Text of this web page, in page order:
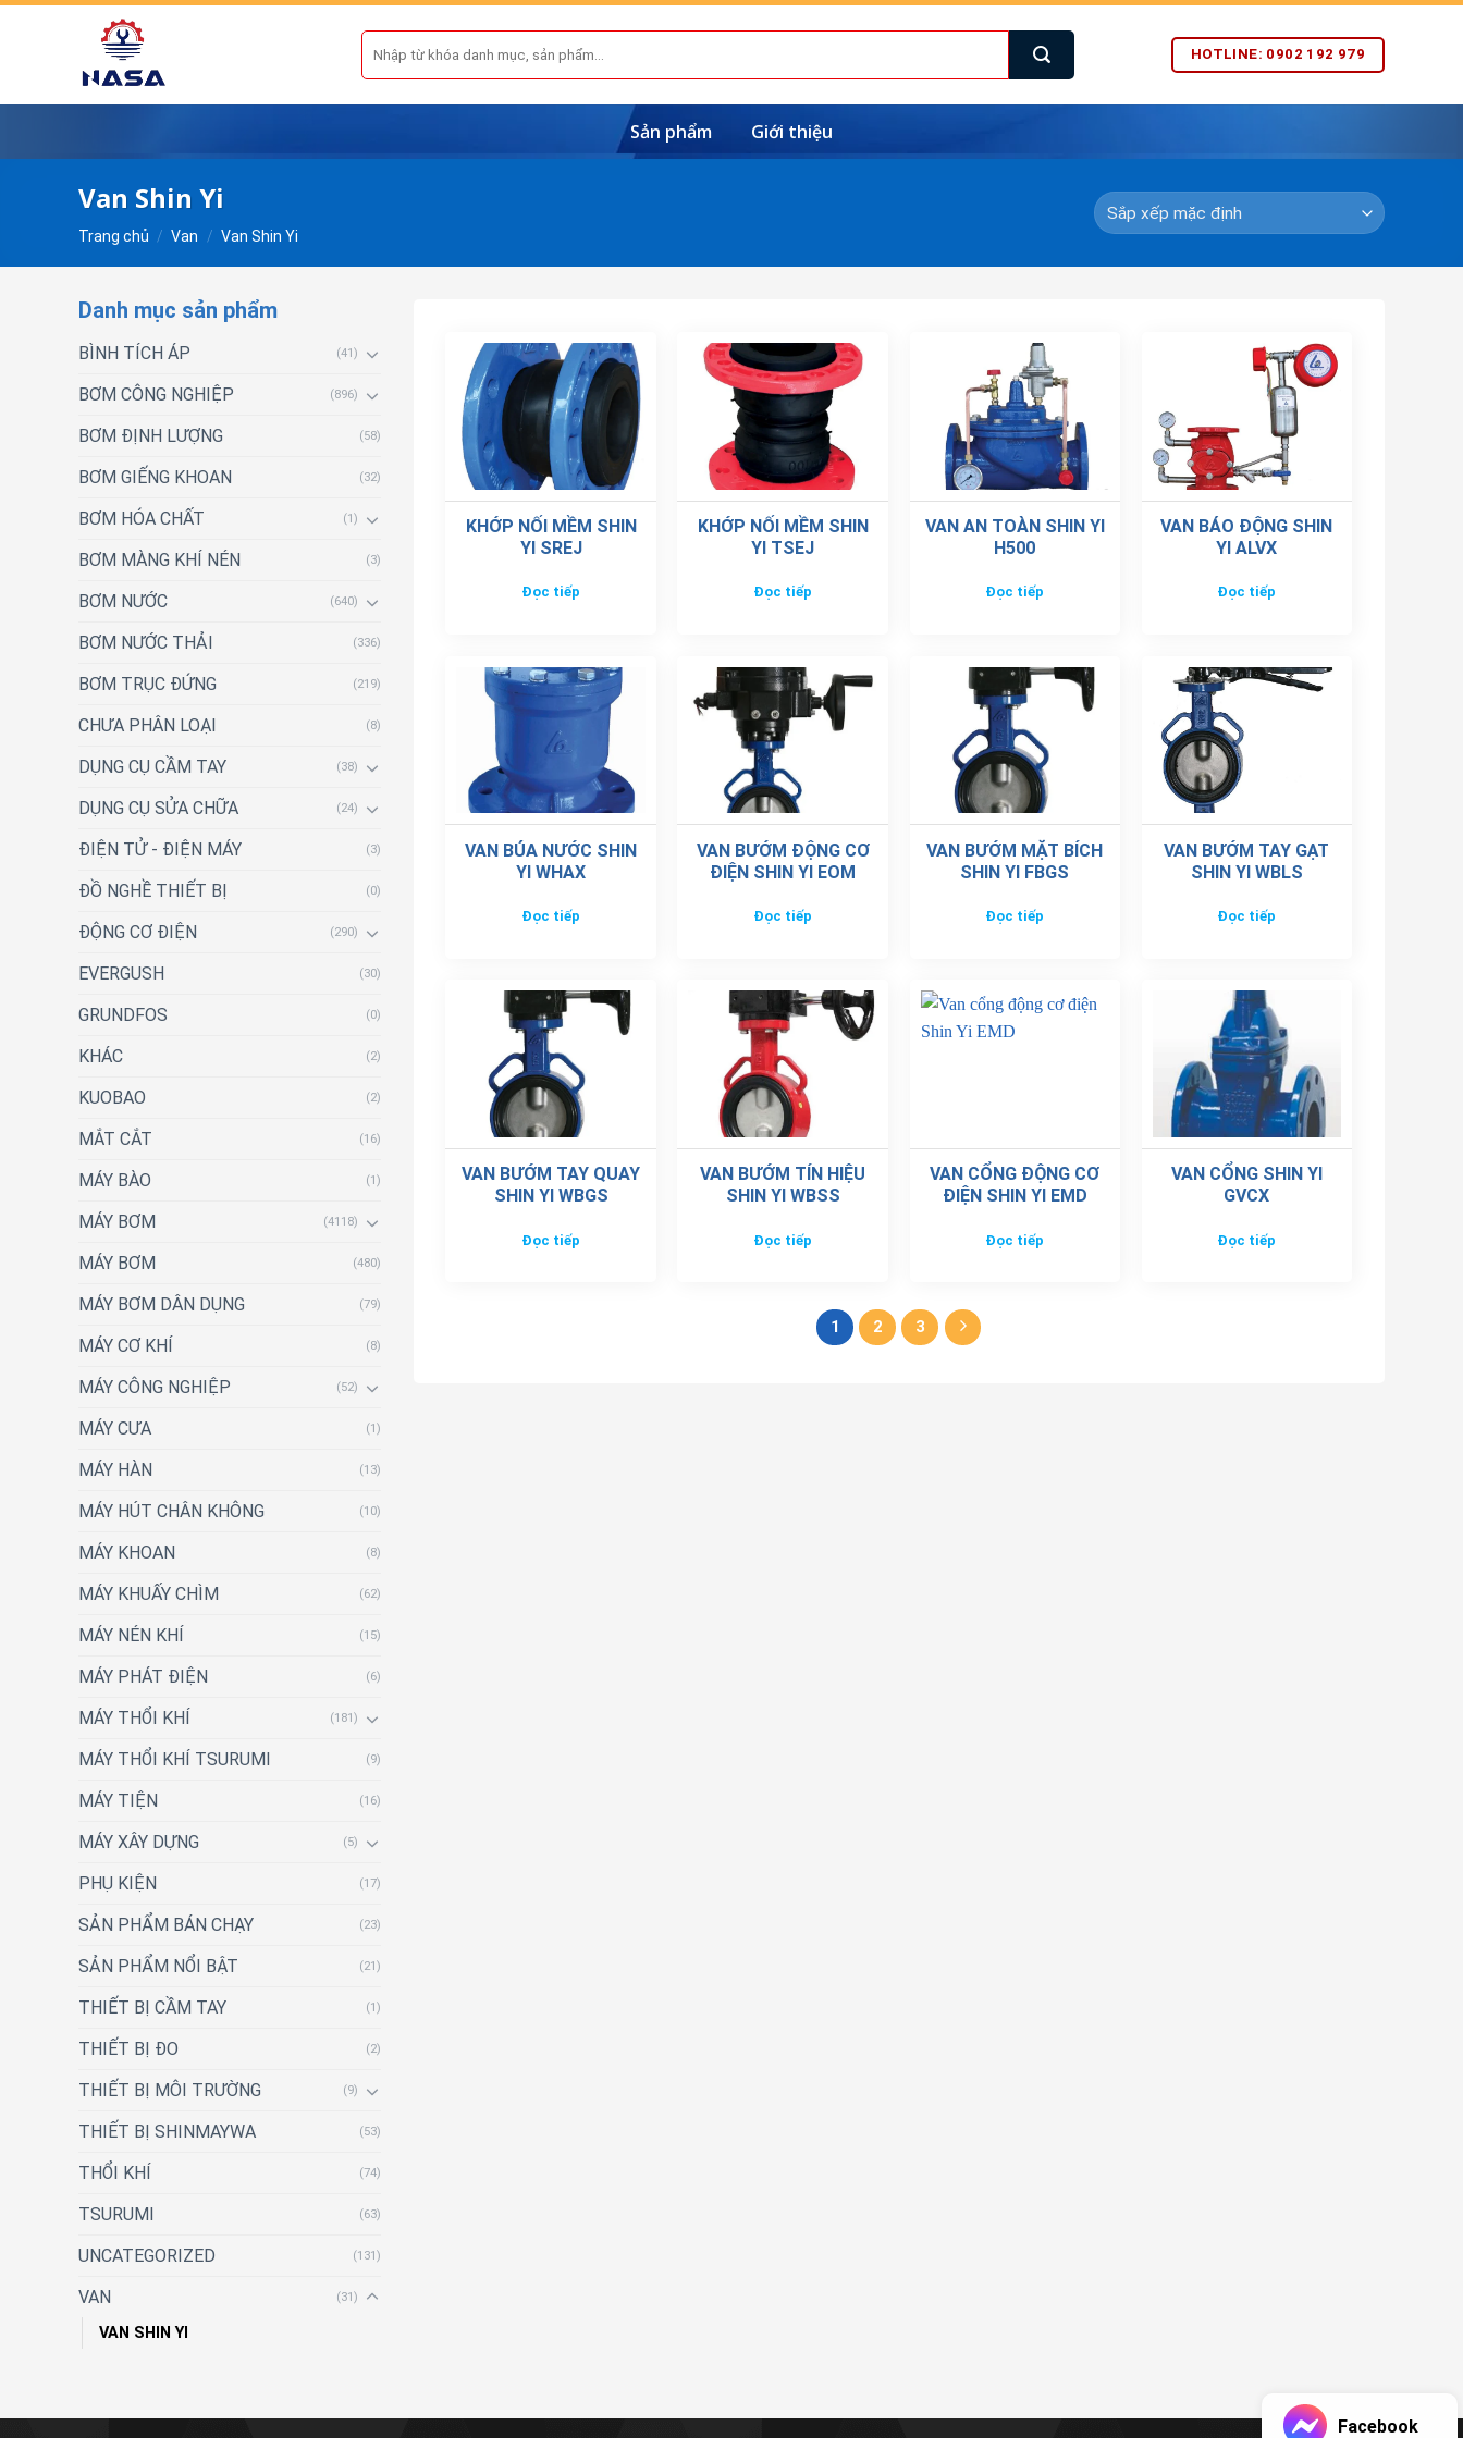
Skip
Tìm
kiếm:
HOTLINE: 0902 192 979
Sản phẩm Giới thiệu
Van Shin Yi
Trang chủ / Van / Van Shin Yi
Danh mục sản phẩm
BÌNH TÍCH ÁP (41)
BƠM CÔNG NGHIỆP (896)
BƠM ĐỊNH LƯỢNG (58)
BƠM GIẾNG KHOAN (32)
BƠM HÓA CHẤT (1)
BƠM MÀNG KHÍ NÉN (3)
BƠM NƯỚC (640)
BƠM NƯỚC THẢI (336)
BƠM TRỤC ĐỨNG (219)
CHƯA PHÂN LOẠI (8)
DỤNG CỤ CẦM TAY (38)
DỤNG CỤ SỬA CHỮA (24)
ĐIỆN TỬ - ĐIỆN MÁY (3)
ĐỒ NGHỀ THIẾT BỊ (0)
ĐỘNG CƠ ĐIỆN (290)
EVERGUSH (30)
GRUNDFOS (0)
KHÁC (2)
KUOBAO (2)
MẮT CẮT (16)
MÁY BÀO (1)
MÁY BƠM (4118)
MÁY BƠM (480)
MÁY BƠM DÂN DỤNG (79)
MÁY CƠ KHÍ (8)
MÁY CÔNG NGHIỆP (52)
MÁY CƯA (1)
MÁY HÀN (13)
MÁY HÚT CHÂN KHÔNG (10)
MÁY KHOAN (8)
MÁY KHUẤY CHÌM (62)
MÁY NÉN KHÍ (15)
MÁY PHÁT ĐIỆN (6)
MÁY THỔI KHÍ (181)
MÁY THỔI KHÍ TSURUMI (9)
MÁY TIỆN (16)
MÁY XÂY DỰNG (5)
PHỤ KIỆN (17)
SẢN PHẨM BÁN CHẠY (23)
SẢN PHẨM NỔI BẬT (21)
THIẾT BỊ CẦM TAY (1)
THIẾT BỊ ĐO (2)
THIẾT BỊ MÔI TRƯỜNG (9)
THIẾT BỊ SHINMAYWA (53)
THỔI KHÍ (74)
TSURUMI (63)
UNCATEGORIZED (131)
VAN (31)
VAN SHIN YI
KHỚP NỐI MỀM SHIN
YI SREJ
Đọc tiếp
KHỚP NỐI MỀM SHIN
YI TSEJ
Đọc tiếp
VAN AN TOÀN SHIN YI
H500
Đọc tiếp
VAN BÁO ĐỘNG SHIN
YI ALVX
Đọc tiếp
VAN BÚA NƯỚC SHIN
YI WHAX
Đọc tiếp
VAN BƯỚM ĐỘNG CƠ
ĐIỆN SHIN YI EOM
Đọc tiếp
VAN BƯỚM MẶT BÍCH
SHIN YI FBGS
Đọc tiếp
VAN BƯỚM TAY GẠT
SHIN YI WBLS
Đọc tiếp
VAN BƯỚM TAY QUAY
SHIN YI WBGS
Đọc tiếp
VAN BƯỚM TÍN HIỆU
SHIN YI WBSS
Đọc tiếp
VAN CỔNG ĐỘNG CƠ
ĐIỆN SHIN YI EMD
Đọc tiếp
VAN CỔNG SHIN YI
GVCX
Đọc tiếp
1 2 3
Facebook